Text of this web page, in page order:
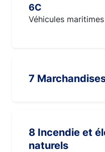
6C
Véhicules maritimes
7
8 Incendie et éléments
naturels